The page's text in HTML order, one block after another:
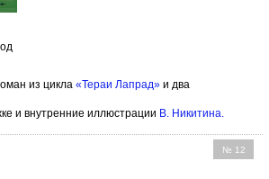
из цикла «Тераи Лапрад» и два
и внутренние иллюстрации В. Никитина
№ 12